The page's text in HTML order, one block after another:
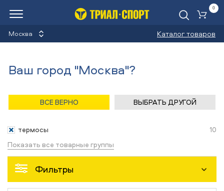
Москва Каталог товаров
0
Аксессуары
термосы
10
Показать все товарные группы
Фильтры
Ваш город "Москва"?
ВСЕ ВЕРНО ВЫБРАТЬ ДРУГОЙ